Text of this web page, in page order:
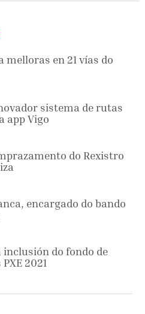
melloras en 21 vías do
sistema de rutas
app Vigo
do Rexistro
encargado do bando
inclusión do fondo de
2021